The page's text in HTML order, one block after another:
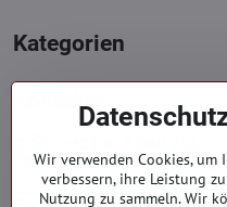
Kategorien
Kontakte
Mont. - Freit. : 09:00 - 15:00
info​@everlady​.eu
Wir verwenden Cookies, um
verbessern, ihre Leistung
Nutzung zu sammeln. Wir